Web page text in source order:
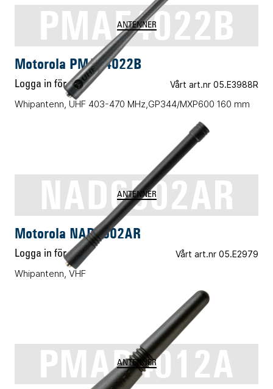
PMAE4022B
ANTENNER
Motorola PMAE4022B
Logga in för pris Vårt art.nr 05.E3988R
Whipantenn, UHF 403-470 MHz,GP344/MXP600 160 mm
NAD6502AR
ANTENNER
Motorola NAD6502AR
Logga in för pris Vårt art.nr 05.E2979
Whipantenn, VHF
PMAD4012A
ANTENNER